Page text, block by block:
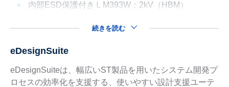
内部ESD保護付きＬM393W：2kV（HBM）
続きを読む
eDesignSuite
eDesignSuiteは、幅広いST製品を用いたシステム開発プ
ロセスの効率化を支援する、使いやすい設計支援ユーテ